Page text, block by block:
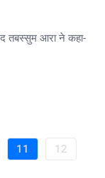
तबस्सुम आरा ने कहा-
11 12